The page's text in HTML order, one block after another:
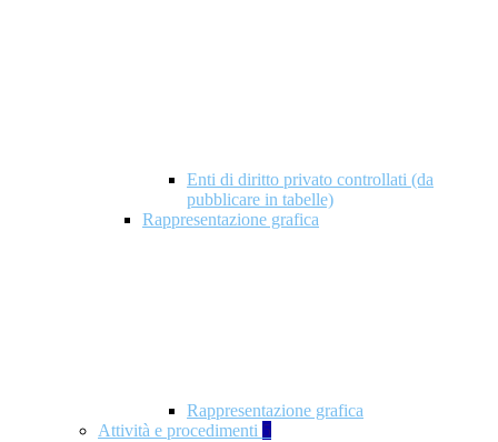
Enti di diritto privato controllati (da
pubblicare in tabelle)
Rappresentazione grafica
Rappresentazione grafica
Attività e procedimenti 5